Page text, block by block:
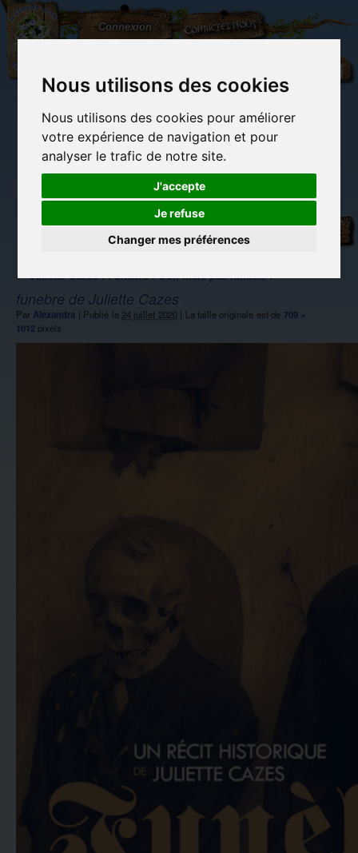
Nous utilisons des cookies
Nous utilisons des cookies pour améliorer
votre expérience de navigation et pour
analyser le trafic de notre site.
J'accepte
Je refuse
Changer mes préférences
L'Arbre
aux
100.000
Connexion Contactez-nous
(vide)
imaginaires
Carterie
papeterie
originale
manuelles,
détente et jeux
Objets déco et
cadeaux
Du côté du
←Juliette Cazes : Funèbre ! Oui, mais pas funeste !
funebre de Juliette Cazes
Par Alexandra | Publié le 24 juillet 2020 | La taille originale est de 709 ×
1012 pixels